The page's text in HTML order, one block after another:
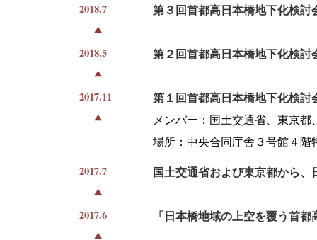
2018.7 第３回首都高日本橋地下化検討
2018.5 第２回首都高日本橋地下化検討
2017.11 第１回首都高日本橋地下化検討
メンバー：国土交通省、東京
場所：中央合同庁舎３号館４
2017.7
国土交通省および東京都から
2017.6 「日本橋地域の上空を覆う首